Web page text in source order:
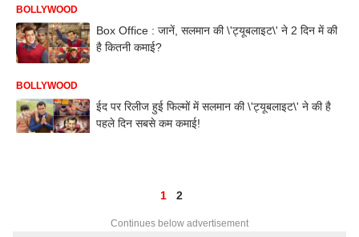
BOLLYWOOD
Box Office : जानें, सलमान की \'ट्यूबलाइट\' ने 2 दिन में की
है कितनी कमाई?
BOLLYWOOD
ईद पर रिलीज हुई फिल्मों में सलमान की \'ट्यूबलाइट\' ने की है
पहले दिन सबसे कम कमाई!
1 2
Continues below advertisement